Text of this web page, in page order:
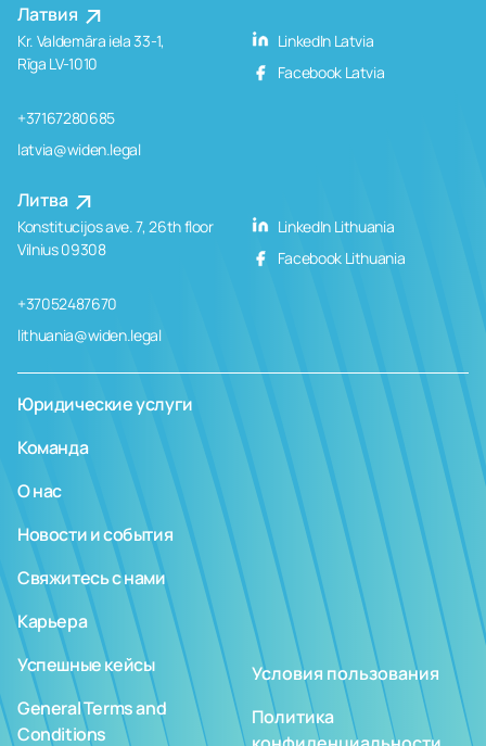
Латвия
Kr. Valdemāra iela 33-1,
Rīga LV-1010
+37167280685
latvia@widen.legal
LinkedIn Latvia
Facebook Latvia
Литва
Konstitucijos ave. 7, 26th floor
Vilnius 09308
+37052487670
lithuania@widen.legal
LinkedIn Lithuania
Facebook Lithuania
Юридические услуги
Команда
О нас
Новости и события
Свяжитесь с нами
Карьера
Успешные кейсы
General Terms and
Conditions
Условия пользования
Политика